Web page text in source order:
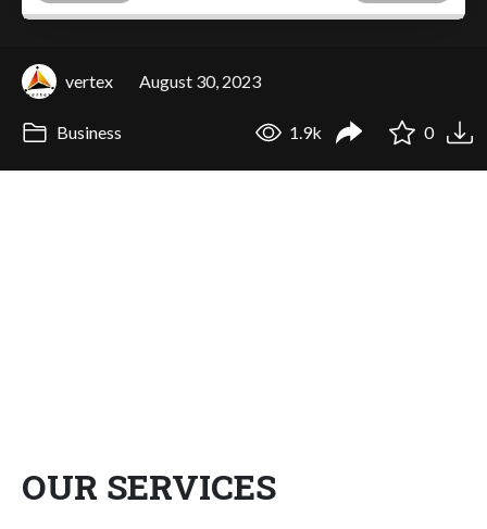
vertex August 30, 2023
Business 1.9k 0
OUR SERVICES